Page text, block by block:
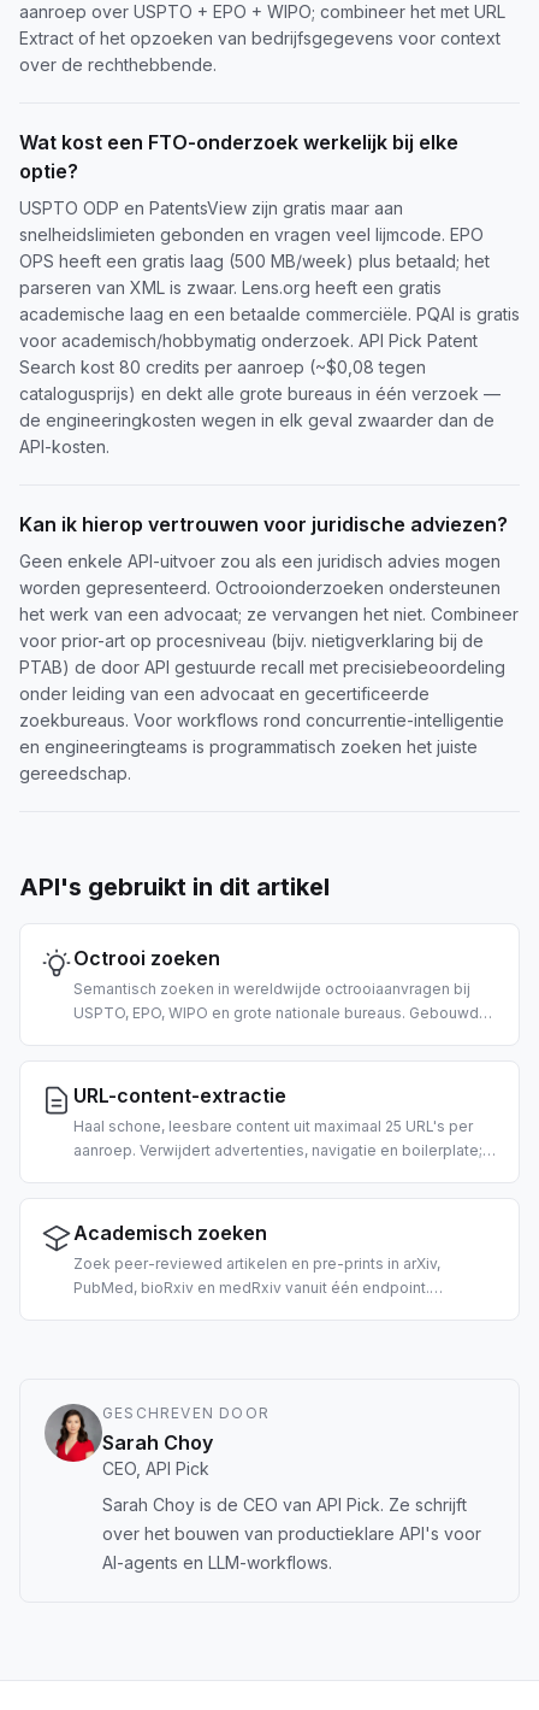
aanroep over USPTO + EPO + WIPO; combineer het met URL
Extract of het opzoeken van bedrijfsgegevens voor context
over de rechthebbende.
Wat kost een FTO-onderzoek werkelijk bij elke
optie?
USPTO ODP en PatentsView zijn gratis maar aan
snelheidslimieten gebonden en vragen veel lijmcode. EPO
OPS heeft een gratis laag (500 MB/week) plus betaald; het
parseren van XML is zwaar. Lens.org heeft een gratis
academische laag en een betaalde commerciële. PQAI is gratis
voor academisch/hobbymatig onderzoek. API Pick Patent
Search kost 80 credits per aanroep (~$0,08 tegen
catalogusprijs) en dekt alle grote bureaus in één verzoek —
de engineeringkosten wegen in elk geval zwaarder dan de
API-kosten.
Kan ik hierop vertrouwen voor juridische adviezen?
Geen enkele API-uitvoer zou als een juridisch advies mogen
worden gepresenteerd. Octrooionderzoeken ondersteunen
het werk van een advocaat; ze vervangen het niet. Combineer
voor prior-art op procesniveau (bijv. nietigverklaring bij de
PTAB) de door API gestuurde recall met precisiebeoordeling
onder leiding van een advocaat en gecertificeerde
zoekbureaus. Voor workflows rond concurrentie-intelligentie
en engineeringteams is programmatisch zoeken het juiste
gereedschap.
API's gebruikt in dit artikel
Octrooi zoeken
Semantisch zoeken in wereldwijde octrooiaanvragen bij
USPTO, EPO, WIPO en grote nationale bureaus. Gebouwd
concurrentie-intelligentie.
URL-content-extractie
Haal schone, leesbare content uit maximaal 25 URL's per
aanroep. Verwijdert advertenties, navigatie en boilerplate;
2 credits per URL.
Academisch zoeken
Zoek peer-reviewed artikelen en pre-prints in arXiv,
PubMed, bioRxiv en medRxiv vanuit één endpoint.
GESCHREVEN DOOR
Sarah Choy
CEO, API Pick
Sarah Choy is de CEO van API Pick. Ze schrijft
over het bouwen van productieklare API's voor
AI-agents en LLM-workflows.